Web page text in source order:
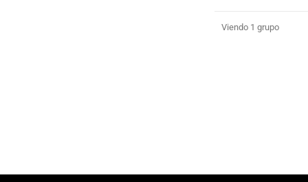
Viendo 1 grupo